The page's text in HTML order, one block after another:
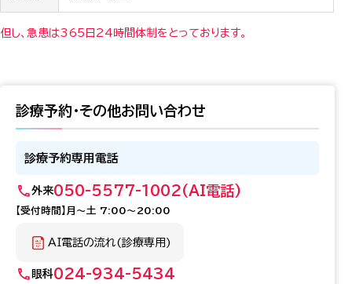
但し、急患は365日24時間体制をとっております。
診療予約・その他お問い合わせ
診療予約専用電話
外来050-5577-1002(AI電話)
【受付時間】月～土 7:00～20:00
AI電話の流れ(診療専用)
眼科024-934-5434